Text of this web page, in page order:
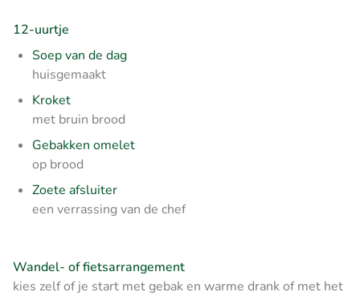
12-uurtje
Soep van de dag
huisgemaakt
Kroket
met bruin brood
Gebakken omelet
op brood
Zoete afsluiter
een verrassing van de chef
Wandel- of fietsarrangement
kies zelf of je start met gebak en warme drank of met het